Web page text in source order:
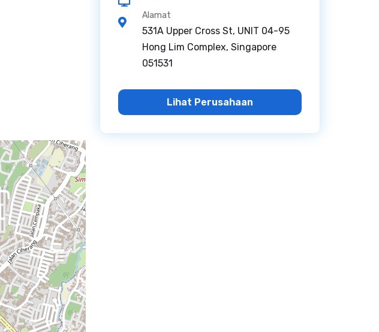
Alamat
531A Upper Cross St, UNIT 04-95
Hong Lim Complex, Singapore
051531
Lihat Perusahaan